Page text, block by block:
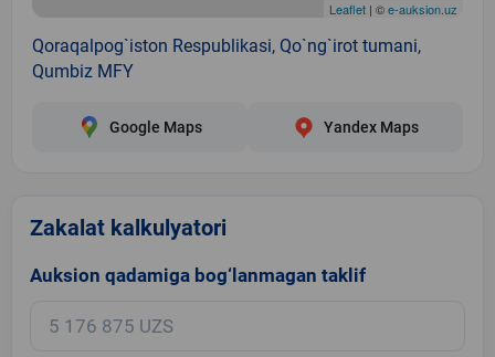
Leaflet | ©e-auksion.uz
Qoraqalpog`iston Respublikasi, Qo`ng`irot tumani,
Qumbiz MFY
Google Maps Yandex Maps
Zakalat kalkulyatori
Auksion qadamiga bog‘lanmagan taklif